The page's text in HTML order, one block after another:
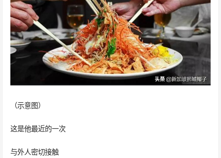
（示意图）
这是他最近的一次
与外人密切接触